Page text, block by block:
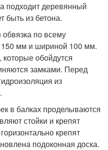
подходит деревянный
быть из бетона.
по всему
150 мм и шириной 100 мм.
обойдутся
замками. Перед
из
в балках проделываются
стойки и крепят
крепят
подоконная доска.